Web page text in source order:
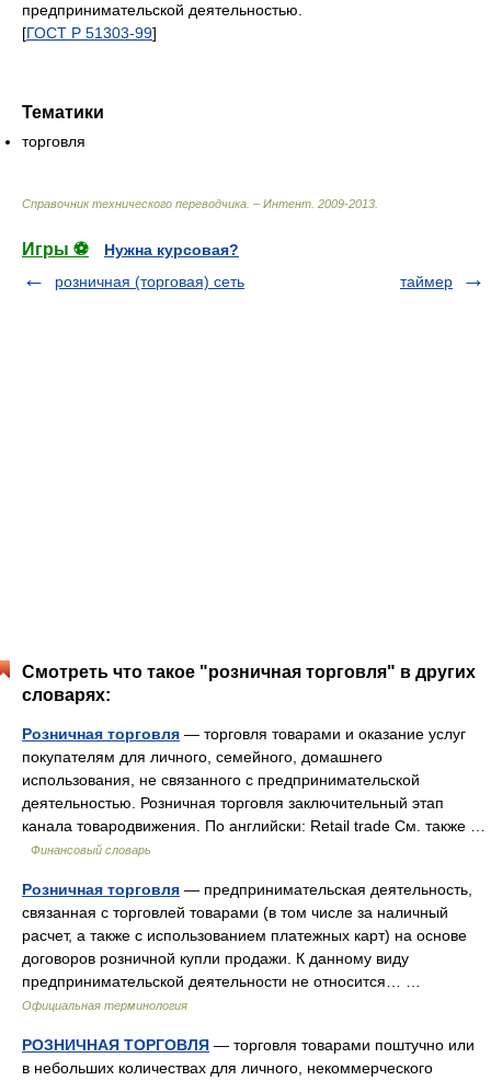
предпринимательской деятельностью.
[ГОСТ Р 51303-99]
Тематики
торговля
Справочник технического переводчика. – Интент 2009-2013
Игры ⚽
Нужна курсовая?
розничная (торговая) сеть
таймер
Смотреть что такое "розничная торговля" в других
словарях:
Розничная торговля — торговля товарами и оказание услуг
покупателям для личного, семейного, домашнего
использования, не связанного с предпринимательской
деятельностью. Розничная торговля заключительный этап
канала товародвижения. По английски: Retail trade См. также …
Финансовый словарь
Розничная торговля — предпринимательская деятельность,
связанная с торговлей товарами (в том числе за наличный
расчет, а также с использованием платежных карт) на основе
договоров розничной купли продажи. К данному виду
предпринимательской деятельности не относится… …
Официальная терминология
РОЗНИЧНАЯ ТОРГОВЛЯ — торговля товарами поштучно или
в небольших количествах для личного, некоммерческого